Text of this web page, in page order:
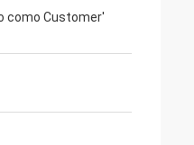
como Customer′